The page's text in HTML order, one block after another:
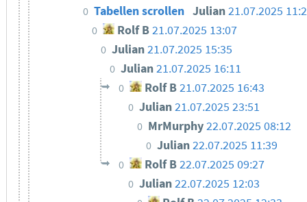
0 Tabellen scrollen Julian21.07.2025
0 Rolf B21.07.2025 13:07
0 Julian21.07.2025 15:35
0 Julian21.07.2025 16:11
0 Rolf B21.07.2025 16:43
0 Julian21.07.2025 23:51
0 MrMurphy22.07.2025 08:12
0 Julian22.07.2025 11:39
0 Rolf B22.07.2025 09:27
0 Julian22.07.2025 12:03